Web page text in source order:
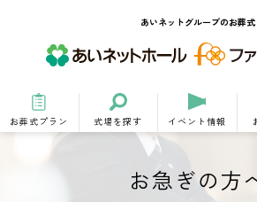
あいネットグループのお葬式
お葬式プラン 式場を探す イベント情報
お急ぎの方